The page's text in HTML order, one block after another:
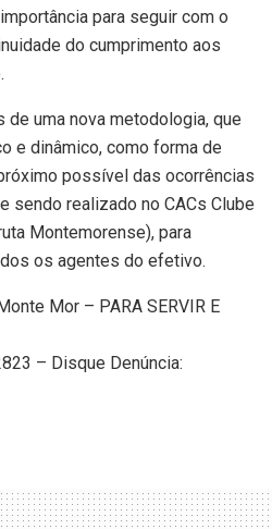
para seguir com o
do cumprimento aos
uma nova metodologia, que
e dinâmico, como forma de
possível das ocorrências
sendo realizado no CACs Clube
Montemorense), para
os agentes do efetivo.
Mor – PARA SERVIR E
– Disque Denúncia: